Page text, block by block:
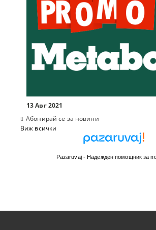
13 Авг 2021
Абонирай се за новини
Виж всички
Pazaruvaj - Надежден помощник за